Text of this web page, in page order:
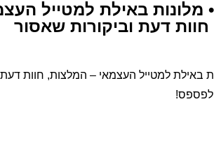
מלונות באילת למטייל
דעת וביקורות שאסור
באילת למטייל העצמאי – המלצות, חוות דעת
לפספס!